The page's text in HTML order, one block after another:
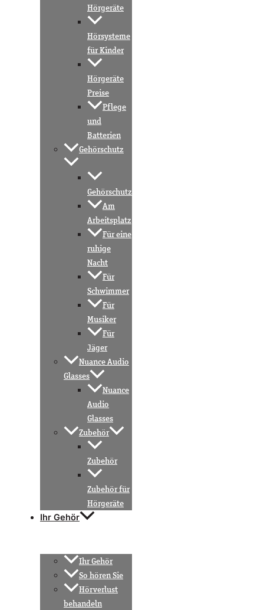
Hörgeräte
Hörsysteme
für Kinder
Hörgeräte
Preise
Pflege
und
Batterien
Gehörschutz
Gehörschutz
Am
Arbeitsplatz
Für eine
ruhige
Nacht
Für
Schwimmer
Für
Musiker
Für
Jäger
Nuance Audio
Glasses
Nuance
Audio
Glasses
Zubehör
Zubehör
Zubehör für
Hörgeräte
Ihr Gehör
Ihr Gehör
So hören Sie
Hörverlust
behandeln